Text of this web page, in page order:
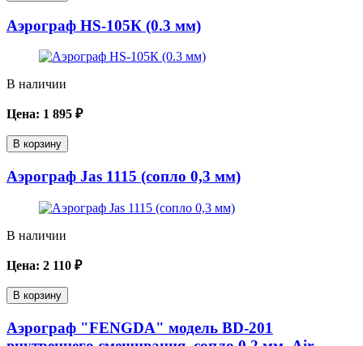
Аэрограф HS-105К (0.3 мм)
В наличии
Цена: 1 895 ₽
В корзину
Аэрограф Jas 1115 (сопло 0,3 мм)
В наличии
Цена: 2 110 ₽
В корзину
Аэрограф "FENGDA" модель BD-201